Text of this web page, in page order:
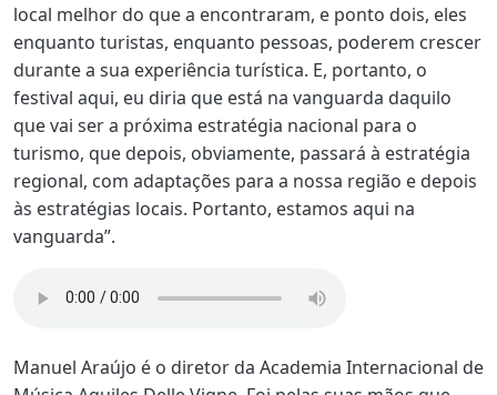
local melhor do que a encontraram, e ponto dois, eles
enquanto turistas, enquanto pessoas, poderem crescer
durante a sua experiência turística. E, portanto, o
festival aqui, eu diria que está na vanguarda daquilo
que vai ser a próxima estratégia nacional para o
turismo, que depois, obviamente, passará à estratégia
regional, com adaptações para a nossa região e depois
às estratégias locais. Portanto, estamos aqui na
vanguarda”.
Manuel Araújo é o diretor da Academia Internacional de